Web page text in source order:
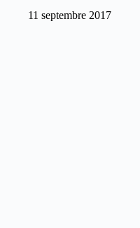
11 septembre 2017